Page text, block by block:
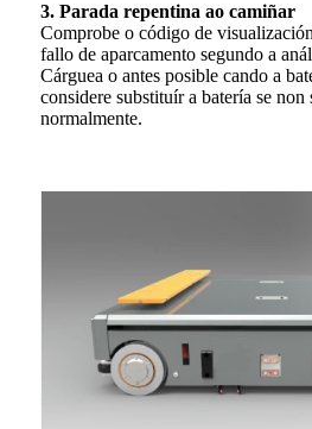
3. Parada repentina ao camiñar
Comprobe o código de
fallo de aparcamento segundo a
Cárguea o antes posible cando a
considere substituír a batería se non
normalmente.